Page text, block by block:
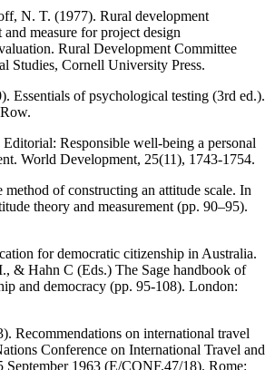
N. T. (1977). Rural development
measure for project design
Rural Development Committee
Studies, Cornell University Press.
Essentials of psychological testing (3rd ed.).
Responsible well-being a personal
World Development, 25(11), 1743-1754.
of constructing an attitude scale. In
theory and measurement (pp. 90–95).
for democratic citizenship in Australia.
& Hahn C (Eds.) The Sage handbook of
and democracy (pp. 95-108). London:
Recommendations on international travel
Conference on International Travel and
September 1963 (E/CONF.47/18). Rome: